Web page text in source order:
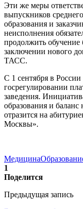
Эти же меры
выпускников
образования и
неисполнения
продолжить обучение
заключении нового
ТАСС.
С 1 сентября в
госрегулировании
заведения.
образования и
отразится на
Москвы».
Медицина
1
Поделится
Предыдущая запись